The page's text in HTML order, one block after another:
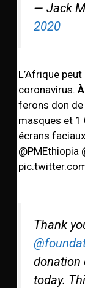
— Jack
2020
L’Afrique
coronavirus.
ferons don
masques et
écrans
@PMEthiopia
Thank
donation
today.